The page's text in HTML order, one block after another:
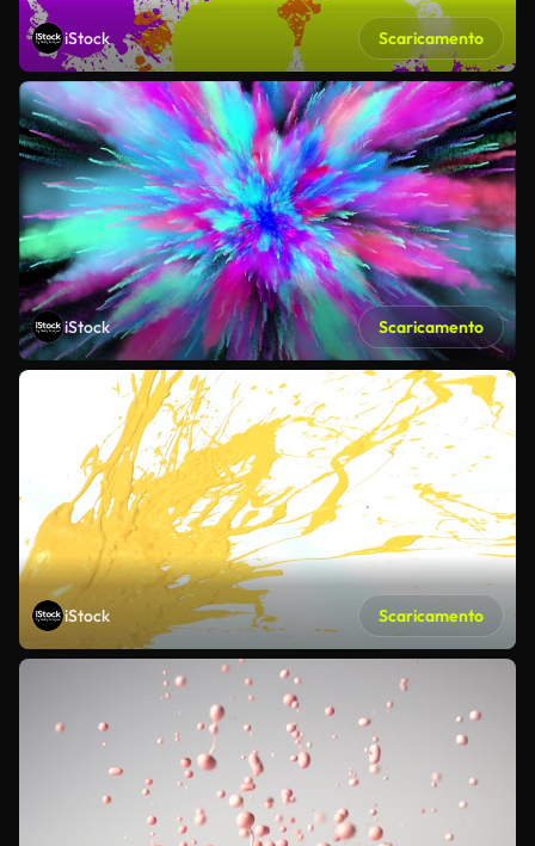
iStock Scaricamento
iStock Scaricamento
iStock Scaricamento